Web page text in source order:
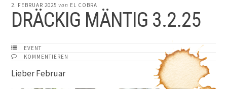
2. FEBRUAR 2025 von EL COBRA
DRÄCKIG MÄNTIG 3.2.25
EVENT
KOMMENTIEREN
Lieber Februar